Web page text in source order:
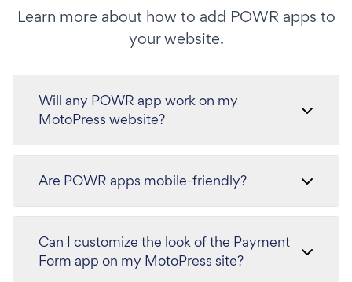
Learn more about how to add POWR apps to
your website.
Will any POWR app work on my
MotoPress website?
Are POWR apps mobile-friendly?
Can I customize the look of the Payment
Form app on my MotoPress site?